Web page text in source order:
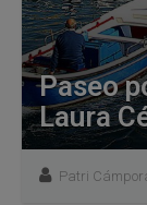
Paseo
Laura
Patri